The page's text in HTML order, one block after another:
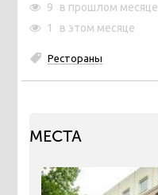
9
в прошлом месяце
1
в этом месяце
Рестораны
МЕСТА